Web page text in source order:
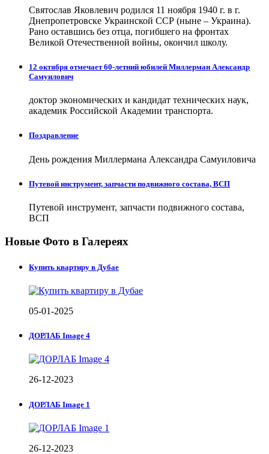
Святослав Яковлевич родился 11 ноября 1940 г. в г.
Днепропетровске Украинской ССР (ныне – Украина).
Рано оставшись без отца, погибшего на фронтах
Великой Отечественной войны, окончил школу.
12 октября отмечает 60-летний юбилей Миллерман Александр
Самуилович
доктор экономических и кандидат технических наук,
академик Российской Академии транспорта.
Поздравление
День рождения Миллермана Александра Самуиловича
Путевой инструмент, запчасти подвижного состава, ВСП
Путевой инструмент, запчасти подвижного состава,
ВСП
Новые Фото в Галереях
Купить квартиру в Дубае
05-01-2025
ДОРЛАБ Image 4
26-12-2023
ДОРЛАБ Image 1
26-12-2023